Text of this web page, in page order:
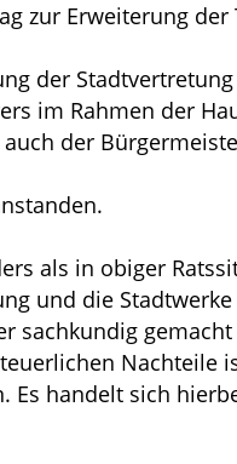
zur Erweiterung der
der
im Rahmen der
der
als in obiger
und die
sachkundig
Nachteile
Es handelt sich